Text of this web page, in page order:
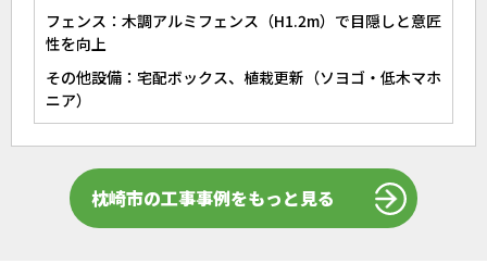
フェンス：木調アルミフェンス（H1.2m）で目隠しと意匠
性を向上
その他設備：宅配ボックス、植栽更新（ソヨゴ・低木マホ
ニア）
枕崎市の工事事例をもっと見る